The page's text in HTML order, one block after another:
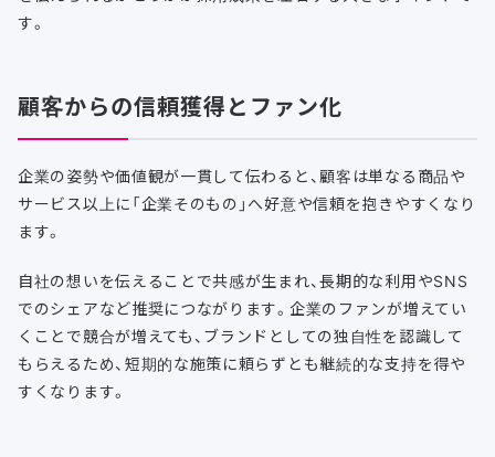
す。
顧客からの信頼獲得とファン化
企業の姿勢や価値観が一貫して伝わると、顧客は単なる商品や
サービス以上に「企業そのもの」へ好意や信頼を抱きやすくなり
ます。
自社の想いを伝えることで共感が生まれ、長期的な利用やSNS
でのシェアなど推奨につながります。企業のファンが増えてい
くことで競合が増えても、ブランドとしての独自性を認識して
もらえるため、短期的な施策に頼らずとも継続的な支持を得や
すくなります。